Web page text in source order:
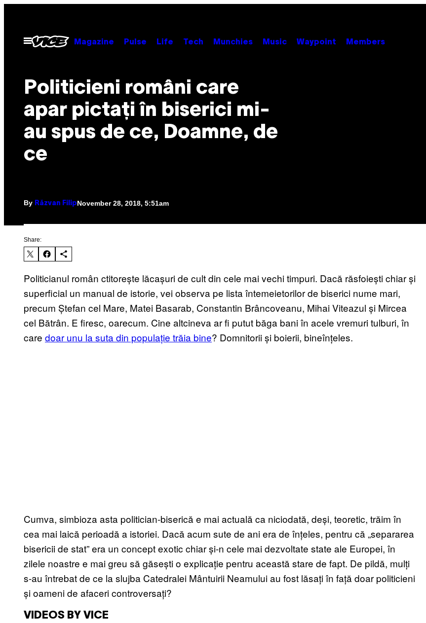
contentOpen
Menu
Magazine Pulse Life Tech Munchies Music Waypoint Members
Politicieni români care
apar pictați în biserici mi-
au spus de ce, Doamne, de
ce
By Răzvan FilipNovember 28, 2018, 5:51am
Share:
Politicianul român ctitorește lăcașuri de cult din cele mai vechi timpuri. Dacă răsfoiești chiar și
superficial un manual de istorie, vei observa pe lista întemeietorilor de biserici nume mari,
precum Ștefan cel Mare, Matei Basarab, Constantin Brâncoveanu, Mihai Viteazul și Mircea
cel Bătrân. E firesc, oarecum. Cine altcineva ar fi putut băga bani în acele vremuri tulburi, în
care doar unu la suta din populație trăia bine? Domnitorii și boierii, bineînțeles.
Cumva, simbioza asta politician-biserică e mai actuală ca niciodată, deși, teoretic, trăim în
cea mai laică perioadă a istoriei. Dacă acum sute de ani era de înțeles, pentru că „separarea
bisericii de stat” era un concept exotic chiar și-n cele mai dezvoltate state ale Europei, în
zilele noastre e mai greu să găsești o explicație pentru această stare de fapt. De pildă, mulți
s-au întrebat de ce la slujba Catedralei Mântuirii Neamului au fost lăsați în față doar politicieni
și oameni de afaceri controversați?
VIDEOS BY VICE